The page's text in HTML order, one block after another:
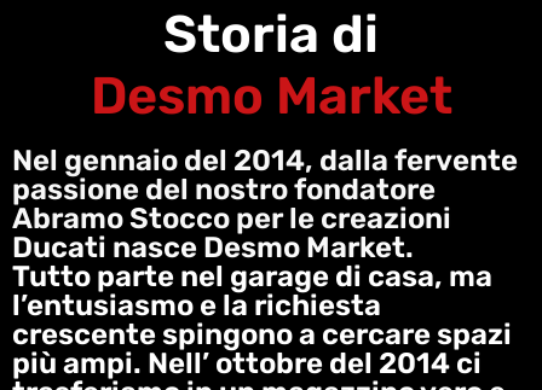
Storia di
Desmo Market
Nel gennaio del 2014, dalla fervente
passione del nostro fondatore
Abramo Stocco per le creazioni
Ducati nasce Desmo Market.
Tutto parte nel garage di casa, ma
l’entusiasmo e la richiesta
crescente spingono a cercare spazi
più ampi. Nell’ ottobre del 2014 ci